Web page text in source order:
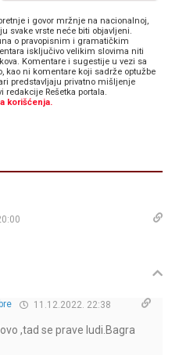
i govor mržnje na nacionalnoj,
svake vrste neće biti objavljeni.
o pravopisnim i gramatičkim
isključivo velikim slovima niti
Komentare i sugestije u vezi sa
kao ni komentare koji sadrže optužbe
predstavljaju privatno mišljenje
Rešetka portala.
korišćenja.
11.12.2022. 22:38
,tad se prave ludi.Bagra